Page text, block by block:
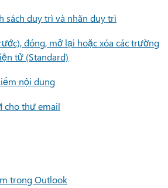
sách duy trì và nhãn duy trì
đóng, mở lại hoặc xóa các trường
tử (Standard)
nội dung
cho thư email
trong Outlook